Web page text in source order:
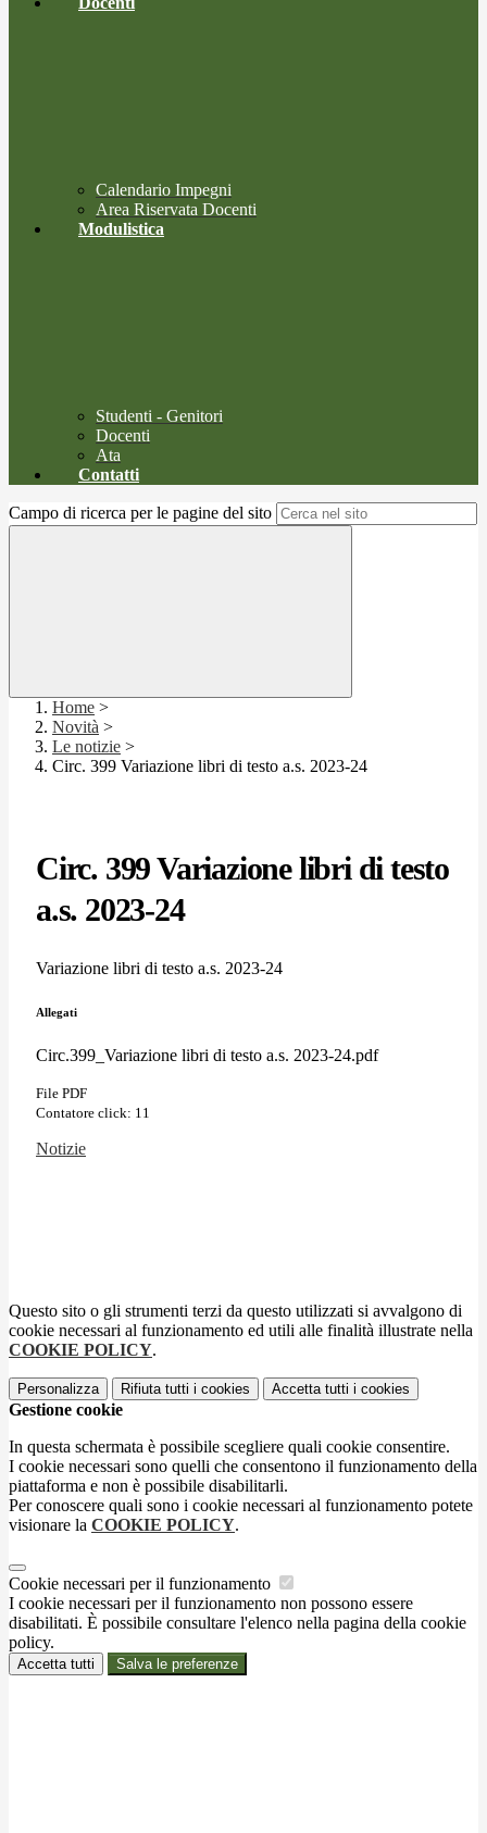
Calendario Impegni
Area Riservata Docenti
Modulistica
Studenti - Genitori
Docenti
Ata
Contatti
Campo di ricerca per le pagine del sito
Home >
Novità >
Le notizie >
Circ. 399 Variazione libri di testo a.s. 2023-24
Circ. 399 Variazione libri di testo
a.s. 2023-24
Variazione libri di testo a.s. 2023-24
Allegati
Circ.399_Variazione libri di testo a.s. 2023-24.pdf
File PDF
Contatore click: 11
Notizie
Questo sito o gli strumenti terzi da questo utilizzati si avvalgono di
cookie necessari al funzionamento ed utili alle finalità illustrate nella
COOKIE POLICY.
Personalizza Rifiuta tutti i cookies Accetta tutti i cookies
Gestione cookie
In questa schermata è possibile scegliere quali cookie consentire.
I cookie necessari sono quelli che consentono il funzionamento della
piattaforma e non è possibile disabilitarli.
Per conoscere quali sono i cookie necessari al funzionamento potete
visionare la COOKIE POLICY.
Cookie necessari per il funzionamento
I cookie necessari per il funzionamento non possono essere
disabilitati. È possibile consultare l'elenco nella pagina della cookie
policy.
Accetta tutti Salva le preferenze